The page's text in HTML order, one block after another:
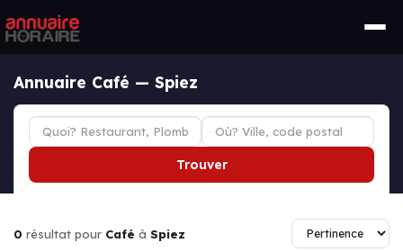
Annuaire Café — Spiez
Trouver
0 résultat pour Café à Spiez